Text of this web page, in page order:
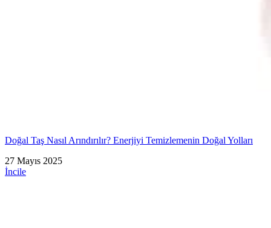
Doğal Taş Nasıl Arındırılır? Enerjiyi Temizlemenin Doğal Yolları
27 Mayıs 2025
İncile